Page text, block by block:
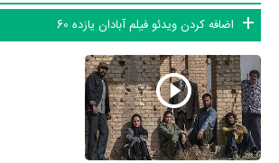
در خلاصه داستانی که یا از سوی تیم رسانه‌ای اثر و یا
داستان آبادان یازده 60 منتشر شده است،
در آستانه سقوط قرار گرفته است!»
فیلم آبادان یازده 60 و کارنامه فعالیت کارگردان و بازیگران
اضافه کردن ویدئو فیلم آبادان یازده 60